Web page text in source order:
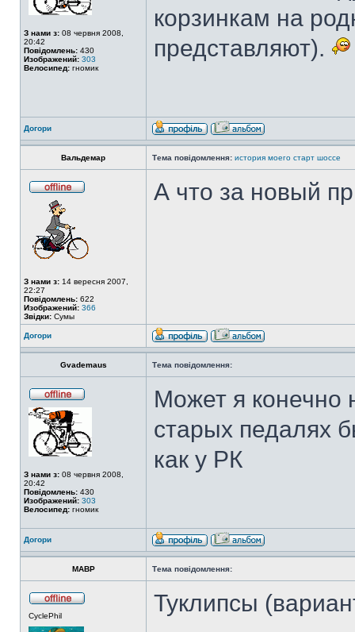
З нами з: 08 червня 2008,
20:42
Повідомлень: 430
Изображений: 303
Велосипед: гномик
корзинкам на
представляют).
Догори
Вальдемар Тема повідомлення: история моего старт шоссе
З нами з: 14 вересня 2007,
22:27
Повідомлень: 622
Изображений: 366
Звідки: Сумы
А что за новый
Догори
Gvademaus Тема повідомлення:
З нами з: 08 червня 2008,
20:42
Повідомлень: 430
Изображений: 303
Велосипед: гномик
Может я конечно
старых педалях
как у РК
Догори
MABP Тема повідомлення:
CyclePhil Туклипсы